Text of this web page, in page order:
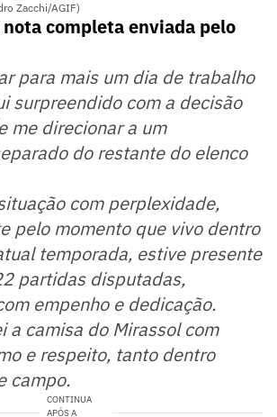
Zacchi/AGIF)
nota completa enviada pelo
para mais um dia de trabalho
surpreendido com a decisão
me direcionar a um
do restante do elenco
com perplexidade,
pelo momento que vivo dentro
temporada, estive presente
partidas disputadas,
empenho e dedicação.
a camisa do Mirassol com
e respeito, tanto dentro
campo.
CONTINUA
APÓS A